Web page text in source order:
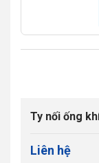
Ty nối ống
Liên hệ